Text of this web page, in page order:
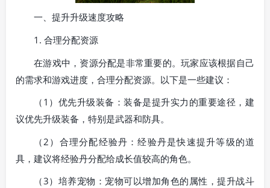
一、提升升级速度攻略
1. 合理分配资源
在游戏中，资源分配是非常重要的。玩家应该根据自己
的需求和游戏进度，合理分配资源。以下是一些建议：
（1）优先升级装备：装备是提升实力的重要途径，建
议优先升级装备，特别是武器和防具。
（2）合理分配经验丹：经验丹是快速提升等级的道
具，建议将经验丹分配给成长值较高的角色。
（3）培养宠物：宠物可以增加角色的属性，提升战斗